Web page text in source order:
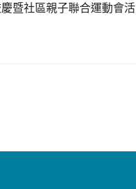
暨社區親子聯合運動會活